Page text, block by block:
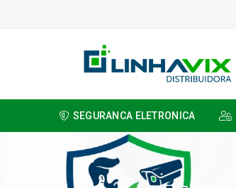
SEGURANCA ELETRONICA